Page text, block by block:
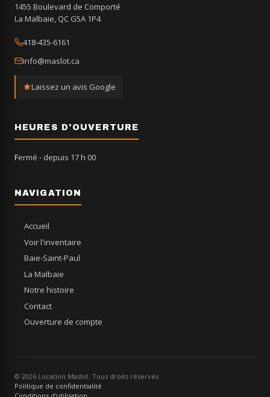
1455 Boulevard de Comporté
La Malbaie, QC G5A 1P4
418-435-6161
info@maslot.ca
Laissez un avis Google
HEURES D'OUVERTURE
Fermé - depuis 17 h 00
NAVIGATION
Accueil
Voir l'inventaire
Baie-Saint-Paul
La Malbaie
Notre histoire
Contact
Ouverture de compte
© 2026 Location Maslot. Tous droits réservés
Politique de confidentialité